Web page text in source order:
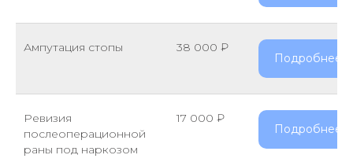
Ампутация стопы 38 000 ₽
Подробнее
Ревизия
послеоперационной
раны под наркозом
17 000 ₽
Подробнее